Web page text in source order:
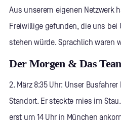
Aus unserem eigenen Netzwerk
Freiwillige gefunden, die uns bei
stehen würde. Sprachlich waren
Der Morgen & Das
2. März 8:35 Uhr: Unser
Standort. Er steckte mies im
erst um 14 Uhr in München